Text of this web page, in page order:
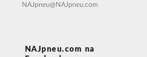
NAJpneu@NAJpneu.com
NAJpneu.com na